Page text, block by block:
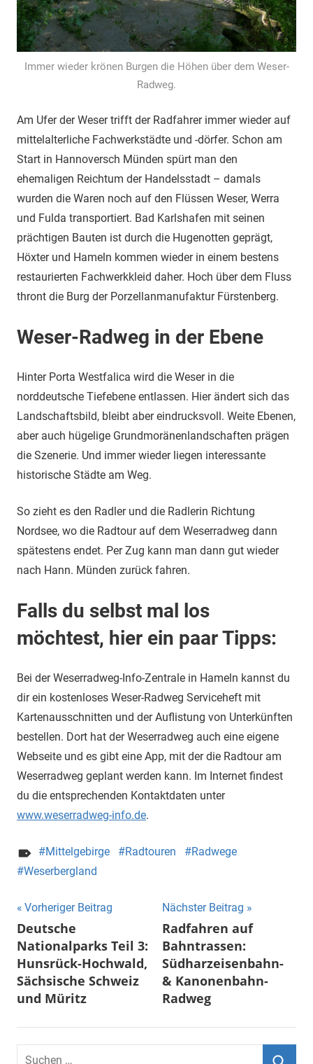
Immer wieder krönen Burgen die Höhen über dem Weser-
Radweg.
Am Ufer der Weser trifft der Radfahrer immer wieder auf
mittelalterliche Fachwerkstädte und -dörfer. Schon am
Start in Hannoversch Münden spürt man den
ehemaligen Reichtum der Handelsstadt – damals
wurden die Waren noch auf den Flüssen Weser, Werra
und Fulda transportiert. Bad Karlshafen mit seinen
prächtigen Bauten ist durch die Hugenotten geprägt,
Höxter und Hameln kommen wieder in einem bestens
restaurierten Fachwerkkleid daher. Hoch über dem Fluss
thront die Burg der Porzellanmanufaktur Fürstenberg.
Weser-Radweg in der Ebene
Hinter Porta Westfalica wird die Weser in die
norddeutsche Tiefebene entlassen. Hier ändert sich das
Landschaftsbild, bleibt aber eindrucksvoll. Weite Ebenen,
aber auch hügelige Grundmoränenlandschaften prägen
die Szenerie. Und immer wieder liegen interessante
historische Städte am Weg.
So zieht es den Radler und die Radlerin Richtung
Nordsee, wo die Radtour auf dem Weserradweg dann
spätestens endet. Per Zug kann man dann gut wieder
nach Hann. Münden zurück fahren.
Falls du selbst mal los
möchtest, hier ein paar Tipps:
Bei der Weserradweg-Info-Zentrale in Hameln kannst du
dir ein kostenloses Weser-Radweg Serviceheft mit
Kartenausschnitten und der Auflistung von Unterkünften
bestellen. Dort hat der Weserradweg auch eine eigene
Webseite und es gibt eine App, mit der die Radtour am
Weserradweg geplant werden kann. Im Internet findest
du die entsprechenden Kontaktdaten unter
www.weserradweg-info.de.
Mittelgebirge Radtouren
Radwege
Weserbergland
Beitragsnavigation
Vorheriger Beitrag
Deutsche
Nationalparks Teil 3:
Hunsrück-Hochwald,
Sächsische Schweiz
und Müritz
Nächster Beitrag
Radfahren auf
Bahntrassen:
Südharzeisenbahn-
& Kanonenbahn-
Radweg
Suchen